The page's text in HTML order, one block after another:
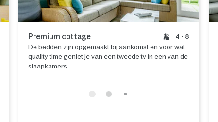
Premium cottage
4 - 8
De bedden zijn opgemaakt bij aankomst en voor wat
quality time geniet je van een tweede tv in een van de
slaapkamers.